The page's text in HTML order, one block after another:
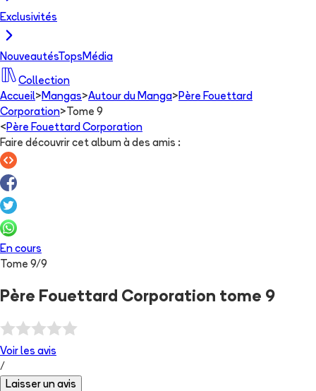
Exclusivités
NouveautésTops Média
Collection
Accueil> Mangas>Autour du Manga> Père Fouettard
Corporation> Tome 9
< Père Fouettard Corporation
Faire découvrir cet album à des amis :
En cours
Tome 9/9
Père Fouettard Corporation tome 9
Voir les avis
/
Laisser un avis